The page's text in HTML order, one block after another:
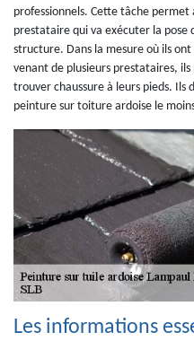
professionnels. Cette tâche
prestataire qui va exécuter la
structure. Dans la mesure où ils
venant de plusieurs prestataires,
trouver chaussure à leurs pieds. Ils
peinture sur toiture ardoise le
Les informations